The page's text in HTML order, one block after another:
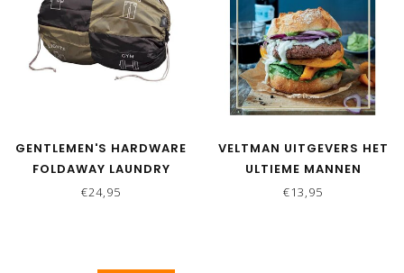
GENTLEMEN'S HARDWARE
FOLDAWAY LAUNDRY
DIVIDER BAG
€24,95
VELTMAN UITGEVERS HET
ULTIEME MANNEN
KOOKBOEK
€13,95